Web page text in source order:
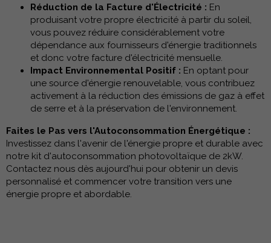
Réduction de la Facture d'Électricité : En
produisant votre propre électricité à partir du soleil,
vous pouvez réduire considérablement votre
dépendance aux fournisseurs d'énergie traditionnels
et donc votre facture d'électricité mensuelle.
Impact Environnemental Positif : En optant pour
une source d'énergie renouvelable, vous contribuez
activement à la réduction des émissions de gaz à effet
de serre et à la préservation de l'environnement.
Faites le Pas vers l'Autoconsommation Énergétique :
Investissez dans l'avenir de l'énergie propre et durable avec
notre kit d'autoconsommation photovoltaïque de 2kW.
Contactez nous dès aujourd'hui pour obtenir un devis
personnalisé et commencer votre transition vers une
énergie propre et abordable.